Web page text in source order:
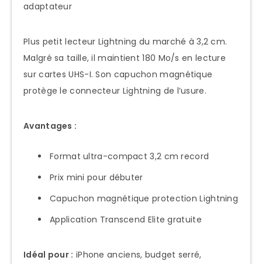
adaptateur
Plus petit lecteur Lightning du marché à 3,2 cm.
Malgré sa taille, il maintient 180 Mo/s en lecture
sur cartes UHS-I. Son capuchon magnétique
protège le connecteur Lightning de l’usure.
Avantages :
Format ultra-compact 3,2 cm record
Prix mini pour débuter
Capuchon magnétique protection Lightning
Application Transcend Elite gratuite
Idéal pour : iPhone anciens, budget serré,